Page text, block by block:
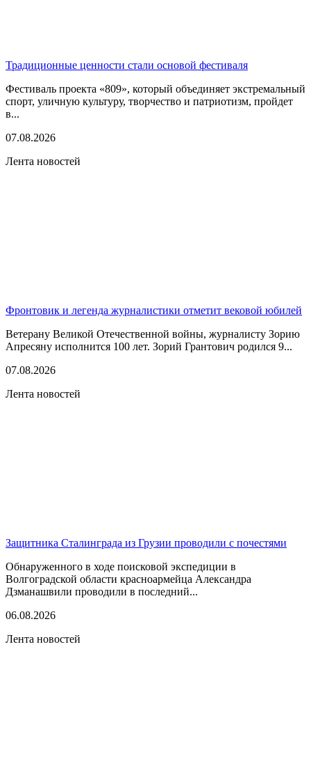
Традиционные ценности стали основой фестиваля
Фестиваль проекта «809», который объединяет экстремальный
спорт, уличную культуру, творчество и патриотизм, пройдет
в...
07.08.2026
Лента новостей
Фронтовик и легенда журналистики отметит вековой юбилей
Ветерану Великой Отечественной войны, журналисту Зорию
Апресяну исполнится 100 лет. Зорий Грантович родился 9...
07.08.2026
Лента новостей
Защитника Сталинграда из Грузии проводили с почестями
Обнаруженного в ходе поисковой экспедиции в
Волгоградской области красноармейца Александра
Дзманашвили проводили в последний...
06.08.2026
Лента новостей